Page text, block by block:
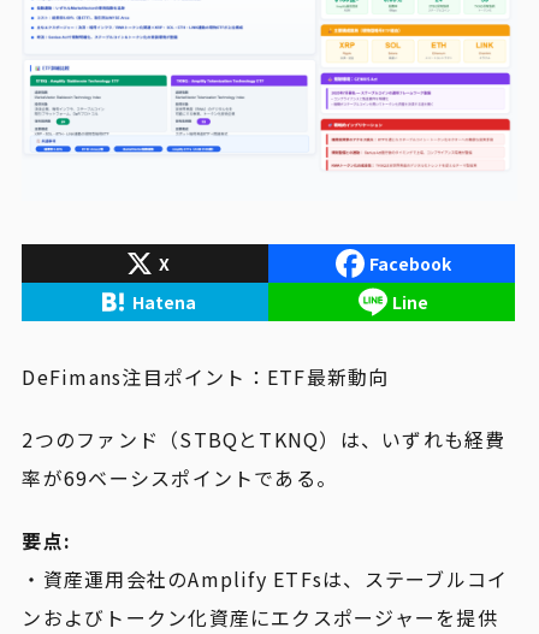
X
Facebook
Hatena
Line
DeFimans注目ポイント：ETF最新動向
2つのファンド（STBQとTKNQ）は、いずれも経費
率が69ベーシスポイントである。
要点:
・資産運用会社のAmplify ETFsは、ステーブルコイ
ンおよびトークン化資産にエクスポージャーを提供